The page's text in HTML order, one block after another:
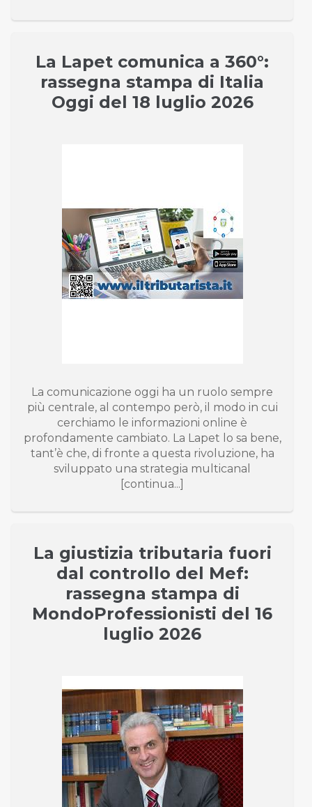
La Lapet comunica a 360°:
rassegna stampa di Italia
Oggi del 18 luglio 2026
La comunicazione oggi ha un ruolo sempre
più centrale, al contempo però, il modo in cui
cerchiamo le informazioni online è
profondamente cambiato. La Lapet lo sa bene,
tant’è che, di fronte a questa rivoluzione, ha
sviluppato una strategia multicanal
[continua...]
La giustizia tributaria fuori
dal controllo del Mef:
rassegna stampa di
MondoProfessionisti del 16
luglio 2026